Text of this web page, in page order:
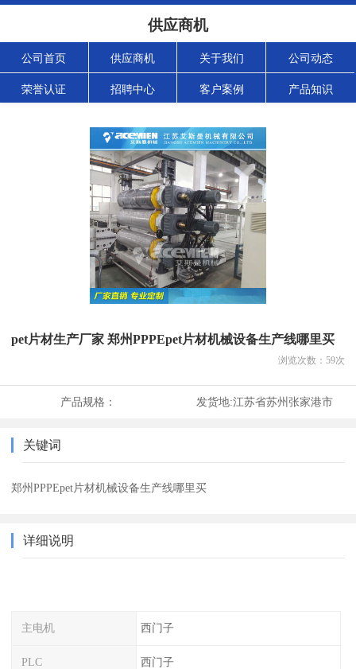
供应商机
公司首页 供应商机 关于我们 公司动态
荣誉认证 招聘中心 客户案例 产品知识
pet片材生产厂家 郑州PPPEpet片材机械设备生产线哪里买
浏览次数： 59次
产品规格： 发货地:江苏省苏州张家港市
关键词
郑州PPPEpet片材机械设备生产线哪里买
详细说明
主电机 西门子
PLC 西门子